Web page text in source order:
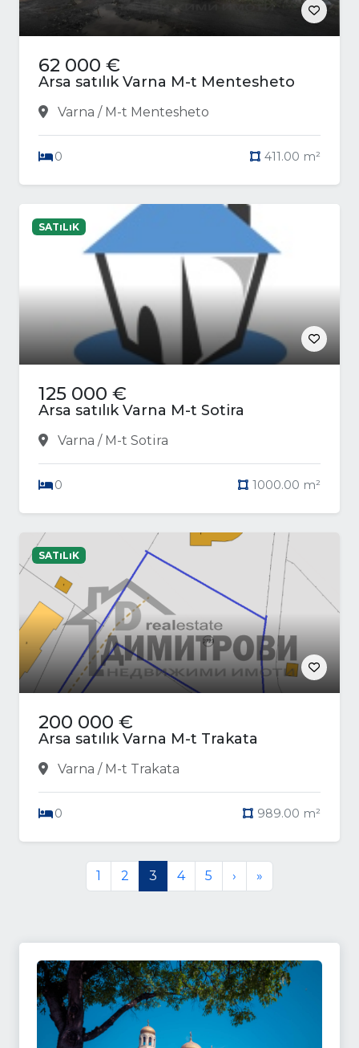
62 000 €
Arsa satılık Varna M-t Mentesheto
Varna / M-t Mentesheto
0 411.00 m²
SATıLıK
125 000 €
Arsa satılık Varna M-t Sotira
Varna / M-t Sotira
0 1000.00 m²
SATıLıK
200 000 €
Arsa satılık Varna M-t Trakata
Varna / M-t Trakata
0 989.00 m²
1 2 3 4 5 › »